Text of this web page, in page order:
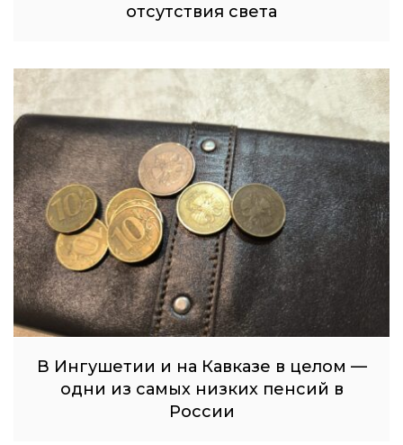
отсутствия света
В Ингушетии и на Кавказе в целом —
одни из самых низких пенсий в
России